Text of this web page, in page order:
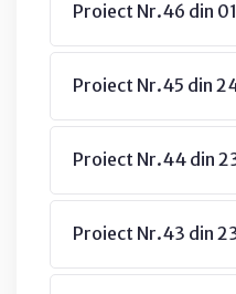
Proiect Nr.46 din
Proiect Nr.45 din
Proiect Nr.44 din
Proiect Nr.43 din